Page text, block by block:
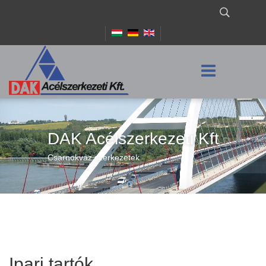
DAK Acélszerkezeti Kft
Csarnokváz szerkezetek